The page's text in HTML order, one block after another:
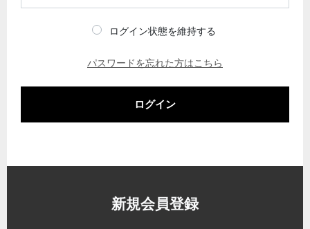
ログイン状態を維持する
パスワードを忘れた方はこちら
ログイン
新規会員登録